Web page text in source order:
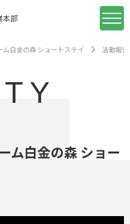
本部
白金の森 ショートステイ 活動報告
ム白金の森 ショー